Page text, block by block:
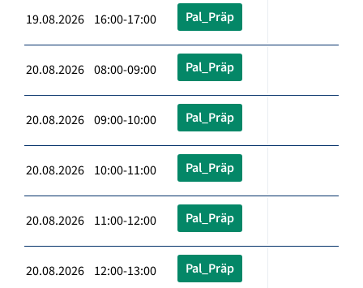
19.08.2026 16:00-17:00 Pal_Präp
20.08.2026 08:00-09:00 Pal_Präp
20.08.2026 09:00-10:00 Pal_Präp
20.08.2026 10:00-11:00 Pal_Präp
20.08.2026 11:00-12:00 Pal_Präp
20.08.2026 12:00-13:00 Pal_Präp